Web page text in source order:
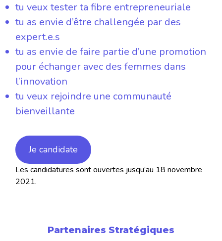
tu veux tester ta fibre entrepreneuriale
tu as envie d’être challengée par des
expert.e.s
tu as envie de faire partie d’une promotion
pour échanger avec des femmes dans
l’innovation
tu veux rejoindre une communauté
bienveillante
Je candidate
Les candidatures sont ouvertes jusqu’au 18 novembre
2021.
Partenaires Stratégiques